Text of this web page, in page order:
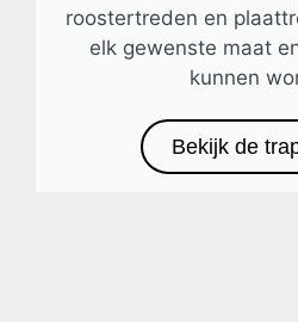
roostertreden en
elk gewenste maat
kunnen
Bekijk de